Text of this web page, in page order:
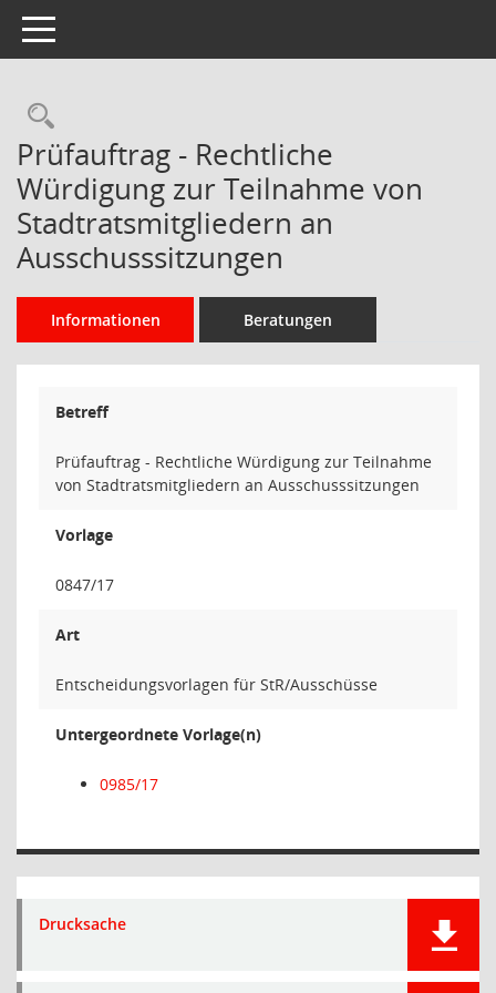
Toggle navigation
Rechercheauswahl
Prüfauftrag - Rechtliche
Würdigung zur Teilnahme von
Stadtratsmitgliedern an
Ausschusssitzungen
Informationen Beratungen
Betreff
Prüfauftrag - Rechtliche Würdigung zur Teilnahme
von Stadtratsmitgliedern an Ausschusssitzungen
Vorlage
0847/17
Art
Entscheidungsvorlagen für StR/Ausschüsse
Untergeordnete Vorlage(n)
0985/17
Drucksache